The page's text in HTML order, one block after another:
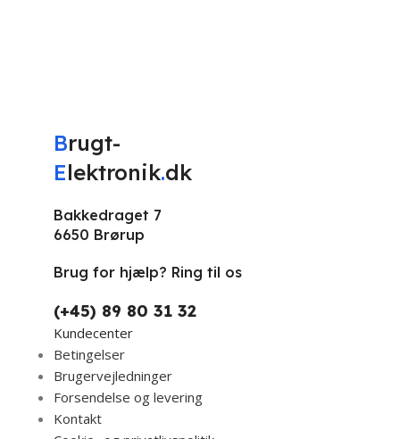
Brugt-
Elektronik.dk
Bakkedraget 7
6650 Brørup
Brug for hjælp? Ring til os
(+45) 89 80 31 32
Kundecenter
Betingelser
Brugervejledninger
Forsendelse og levering
Kontakt